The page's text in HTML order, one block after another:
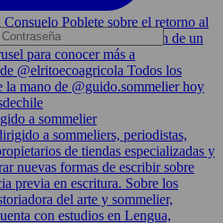
a sommelier